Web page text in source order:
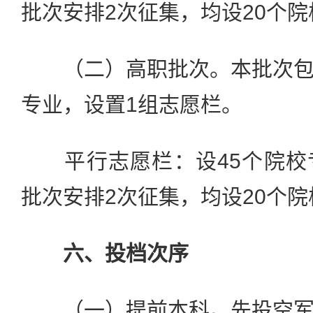
批次安排2次征集，均设20个
（二）高职批次。本批次包
专业，设置1组志愿栏。
平行志愿栏：设45个院校
批次安排2次征集，均设20个
六、投档次序